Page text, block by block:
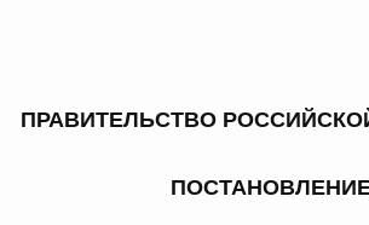
ПРАВИТЕЛЬСТВО
к ним